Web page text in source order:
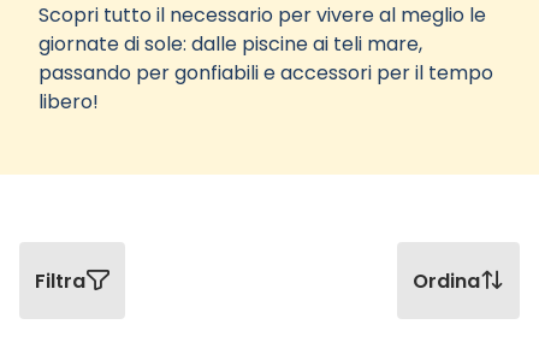
Scopri tutto il necessario per vivere al meglio le
giornate di sole: dalle piscine ai teli mare,
passando per gonfiabili e accessori per il tempo
libero!
Filtra Ordina